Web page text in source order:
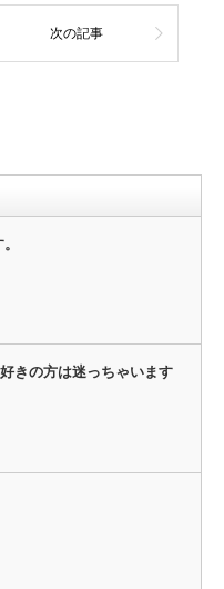
次の記事
きの方は迷っちゃいます